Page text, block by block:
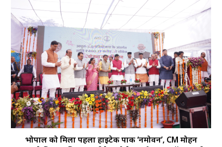
भोपाल को मिला पहला हाईटेक पार्क ‘नमोवन’, CM मोहन